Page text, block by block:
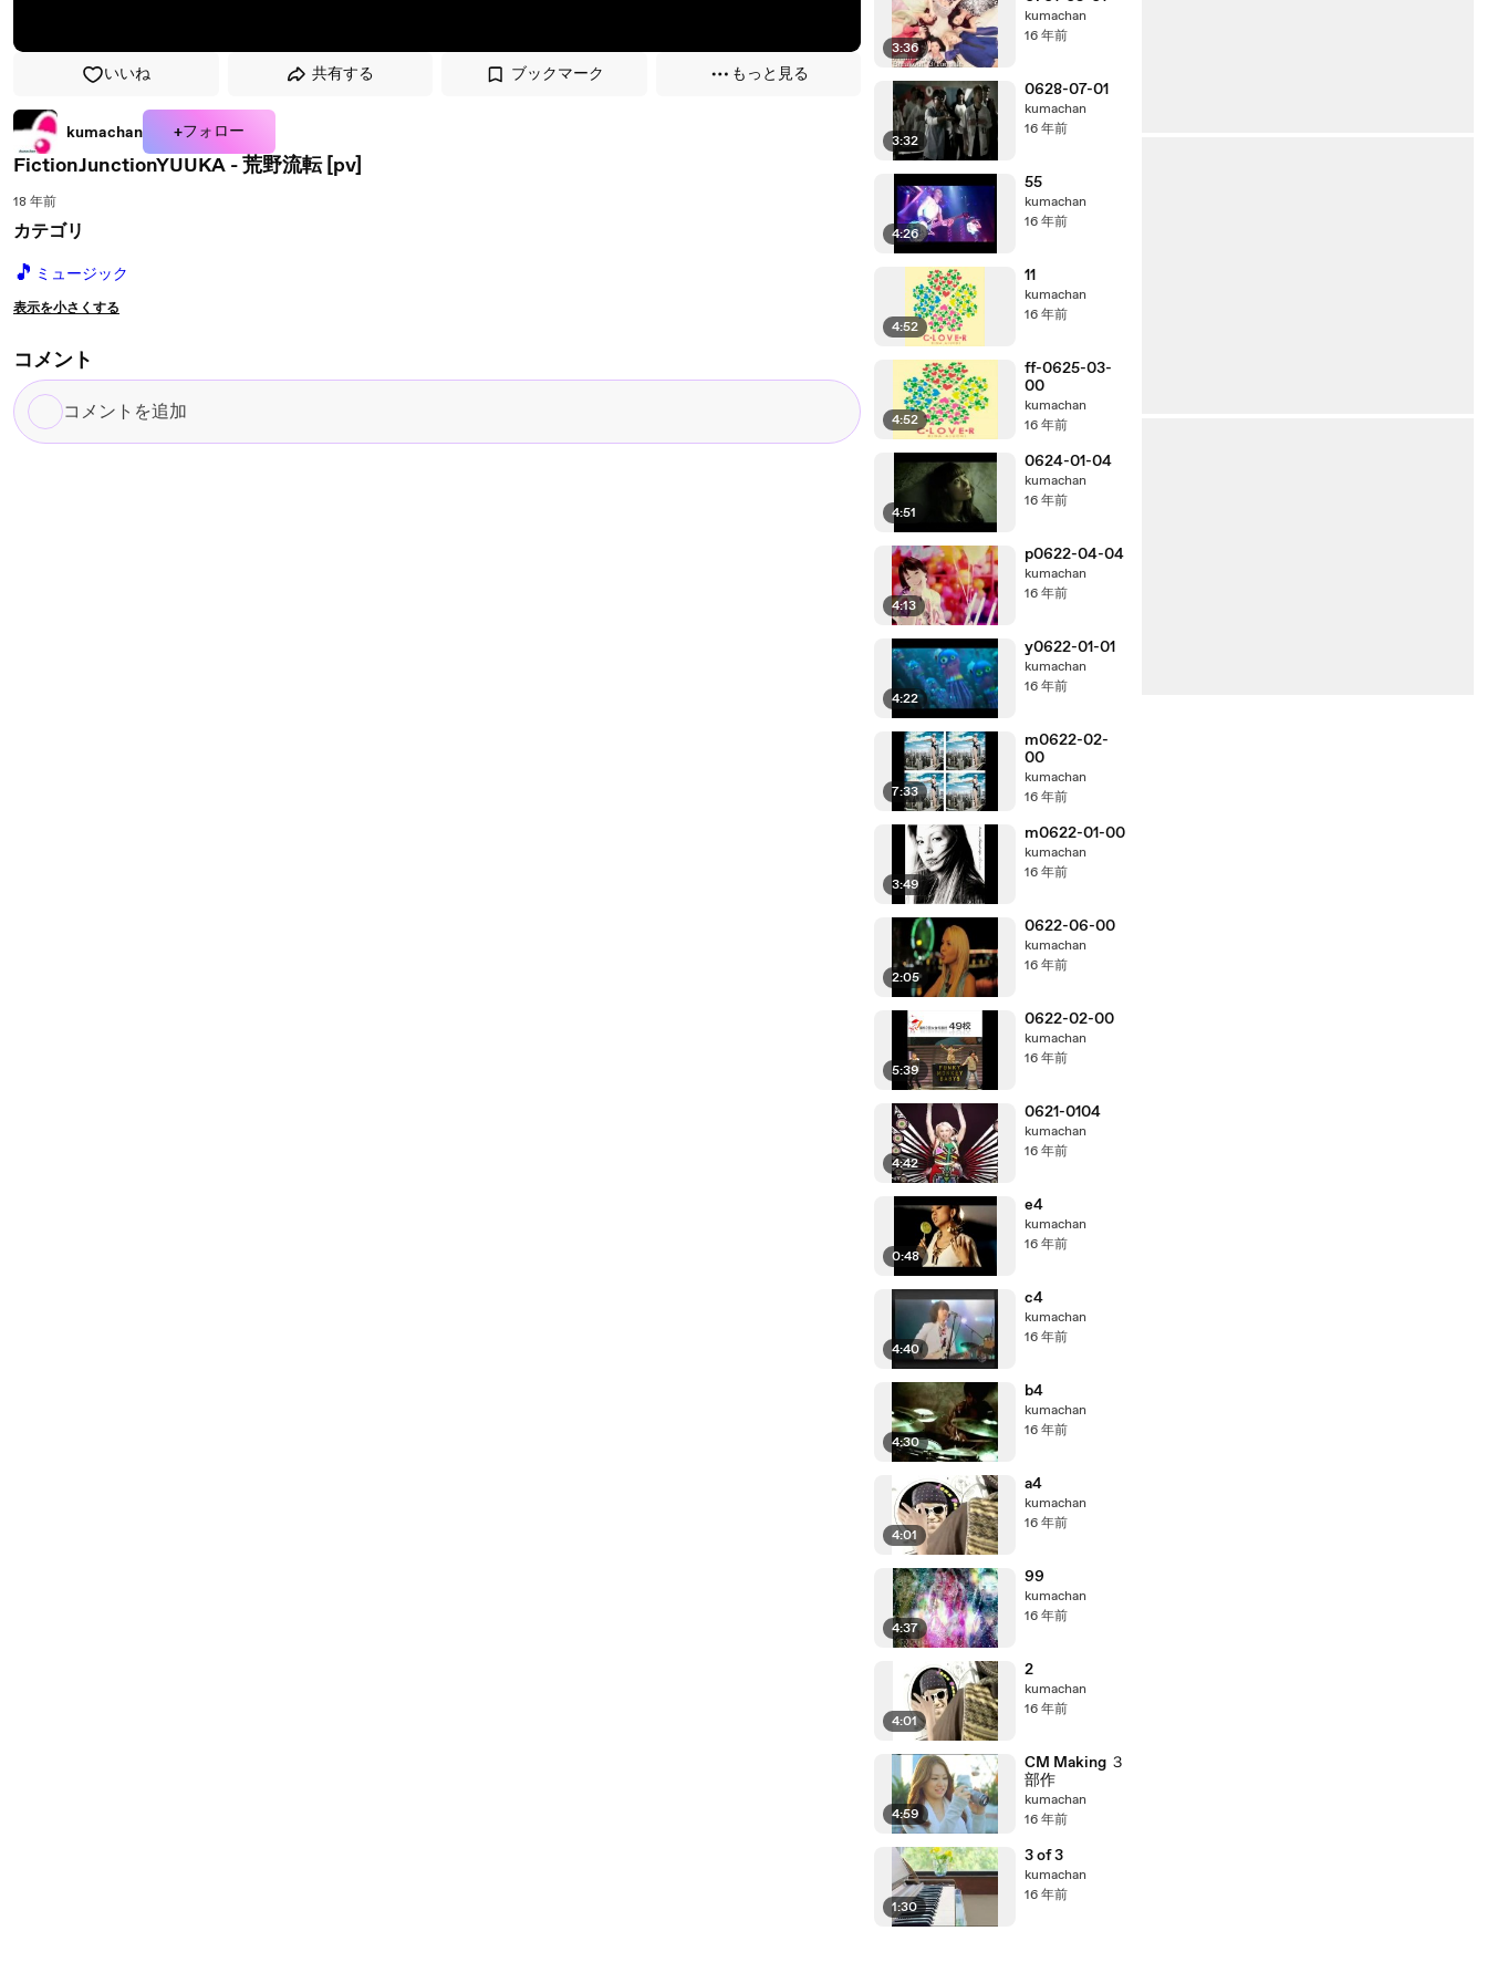
いいね 共有する ブックマーク もっと見る
kumachan +フォロー
FictionJunctionYUUKA - 荒野流転 [pv]
18 年前
カテゴリ
🎵 ミュージック
表示を小さくする
コメント
コ
メ
3:36
kumachan
16 年前
3:32
0628-07-01
kumachan
16 年前
4:26
55
kumachan
16 年前
4:52
11
kumachan
16 年前
4:52
ff-0625-03-
00
kumachan
16 年前
4:51
0624-01-04
kumachan
16 年前
4:13
p0622-04-04
kumachan
16 年前
4:22
y0622-01-01
kumachan
16 年前
7:33
m0622-02-
00
kumachan
16 年前
3:49
m0622-01-00
kumachan
16 年前
2:05
0622-06-00
kumachan
16 年前
5:39
0622-02-00
kumachan
16 年前
4:42
0621-0104
kumachan
16 年前
0:48
e4
kumachan
16 年前
4:40
c4
kumachan
16 年前
4:30
b4
kumachan
16 年前
4:01
a4
kumachan
16 年前
4:37
99
kumachan
16 年前
4:01
2
kumachan
16 年前
4:59
CM Making ３
部作
kumachan
16 年前
1:30
3 of 3
kumachan
16 年前